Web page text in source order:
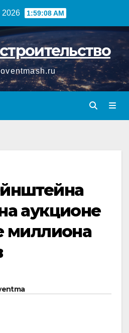
2026 1:59:09 AM
аукционе
миллиона